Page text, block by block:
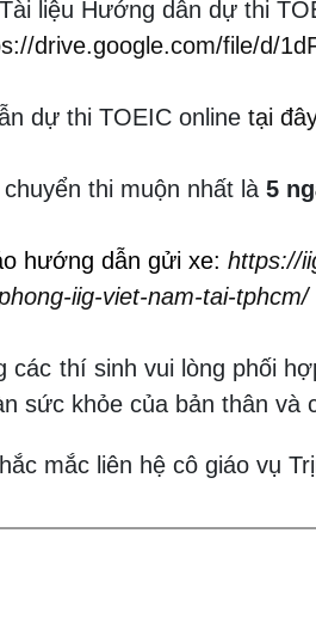
liệu Hướng dẫn dự thi
drive.google.com/file/d/
dự thi TOEIC online tại
thi muộn nhất là 5
hướng dẫn gửi xe: https://
iig-viet-nam-tai-tphcm/
các thí sinh vui lòng phối
sức khỏe của bản thân và
mắc liên hệ cô giáo vụ